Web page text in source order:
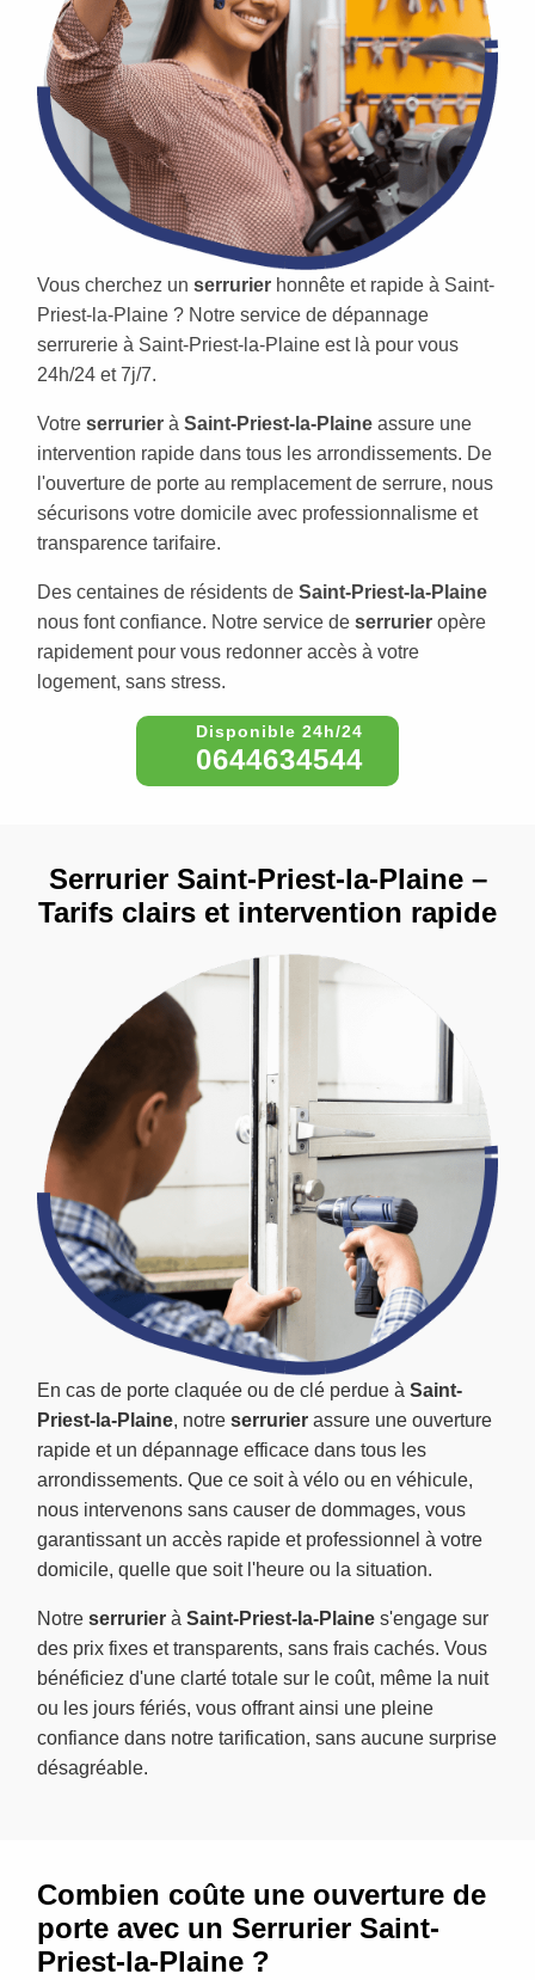
Vous cherchez un serrurier honnête et rapide à Saint-
Priest-la-Plaine ? Notre service de dépannage
serrurerie à Saint-Priest-la-Plaine est là pour vous
24h/24 et 7j/7.
Votre serrurier à Saint-Priest-la-Plaine assure une
intervention rapide dans tous les arrondissements. De
l'ouverture de porte au remplacement de serrure, nous
sécurisons votre domicile avec professionnalisme et
transparence tarifaire.
Des centaines de résidents de Saint-Priest-la-Plaine
nous font confiance. Notre service de serrurier opère
rapidement pour vous redonner accès à votre
logement, sans stress.
0644634544
En cas de porte claquée ou de clé perdue à Saint-
Priest-la-Plaine, notre serrurier assure une ouverture
rapide et un dépannage efficace dans tous les
arrondissements. Que ce soit à vélo ou en véhicule,
nous intervenons sans causer de dommages, vous
garantissant un accès rapide et professionnel à votre
domicile, quelle que soit l'heure ou la situation.
Notre serrurier à Saint-Priest-la-Plaine s'engage sur
des prix fixes et transparents, sans frais cachés. Vous
bénéficiez d'une clarté totale sur le coût, même la nuit
ou les jours fériés, vous offrant ainsi une pleine
confiance dans notre tarification, sans aucune surprise
désagréable.
Serrurier Saint-Priest-la-Plaine –
Tarifs clairs et intervention rapide
Combien coûte une ouverture de
porte avec un Serrurier Saint-
Priest-la-Plaine ?